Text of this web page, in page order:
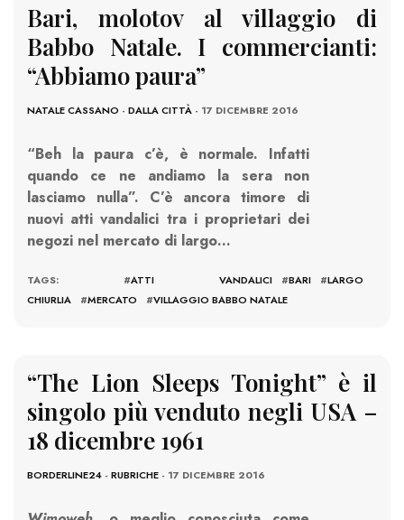
Bari, molotov al villaggio di
Babbo Natale. I commercianti:
“Abbiamo paura”
NATALE CASSANO - DALLA CITTÀ - 17 DICEMBRE 2016
“Beh la paura c’è, è normale. Infatti
quando ce ne andiamo la sera non
lasciamo nulla”. C’è ancora timore di
nuovi atti vandalici tra i proprietari dei
negozi nel mercato di largo…
TAGS: #ATTI VANDALICI #BARI #LARGO
CHIURLIA
#MERCATO #VILLAGGIO BABBO NATALE
“The Lion Sleeps Tonight” è il
singolo più venduto negli USA –
18 dicembre 1961
BORDERLINE24 - RUBRICHE - 17 DICEMBRE 2016